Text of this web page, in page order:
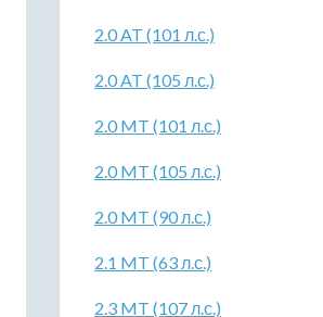
2.0 AT (101 л.с.)
2.0 AT (105 л.с.)
2.0 MT (101 л.с.)
2.0 MT (105 л.с.)
2.0 MT (90 л.с.)
2.1 MT (63 л.с.)
2.3 MT (107 л.с.)